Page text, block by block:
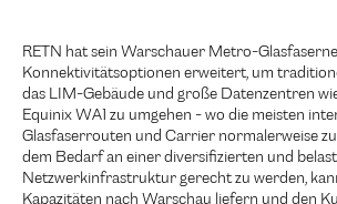
RETN hat sein Warschauer Metro-
Konnektivitätsoptionen erweitert, um
das LIM-Gebäude und große Datenzentren
Equinix WA1 zu umgehen - wo die meisten
Glasfaserrouten und Carrier normalerweise
dem Bedarf an einer diversifizierten und
Netzwerkinfrastruktur gerecht zu werden,
Kapazitäten nach Warschau liefern und den